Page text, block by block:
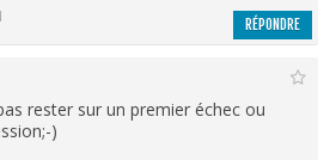
RÉPONDRE
rester sur un premier échec ou
)